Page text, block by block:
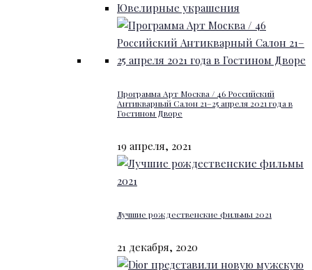
Ювелирные украшения
Программа Арт Москва / 46 Российский
Антикварный Салон 21–25 апреля 2021 года в
Гостином Дворе
19 апреля, 2021
Лучшие рождественские фильмы 2021
21 декабря, 2020